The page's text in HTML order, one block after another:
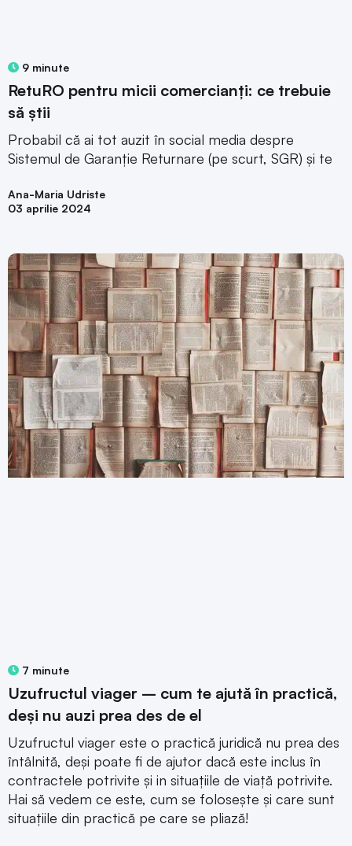
9 minute
RetuRO pentru micii comercianți: ce trebuie
să știi
Probabil că ai tot auzit în social media despre
Sistemul de Garanție Returnare (pe scurt, SGR) și te
Ana-Maria Udriste
03 aprilie 2024
7 minute
Uzufructul viager – cum te ajută în practică,
deși nu auzi prea des de el
Uzufructul viager este o practică juridică nu prea des
întâlnită, deși poate fi de ajutor dacă este inclus în
contractele potrivite și in situațiile de viață potrivite.
Hai să vedem ce este, cum se folosește și care sunt
situațiile din practică pe care se pliază!